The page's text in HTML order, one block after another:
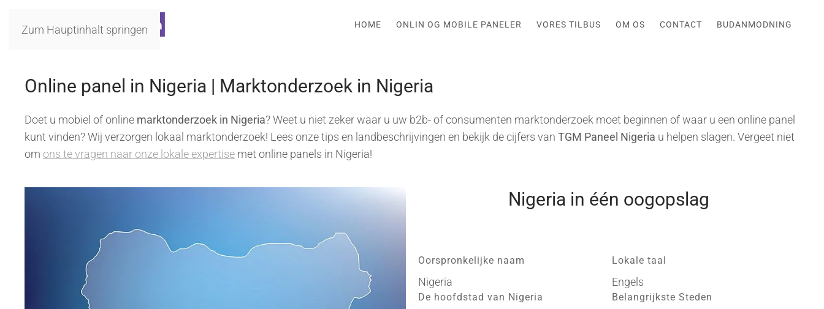
Zum Hauptinhalt springen HOME ONLIN OG MOBILE PANELER VORES TILBUS OM OS CONTACT BUDANMODNING
Online panel in Nigeria | Marktonderzoek in Nigeria
Doet u mobiel of online marktonderzoek in Nigeria? Weet u niet zeker waar u uw b2b- of consumenten marktonderzoek moet beginnen of waar u een online panel
kunt vinden? Wij verzorgen lokaal marktonderzoek! Lees onze tips en landbeschrijvingen en bekijk de cijfers van TGM Paneel Nigeria u helpen slagen. Vergeet niet
om ons te vragen naar onze lokale expertise met online panels in Nigeria!
Nigeria in één oogopslag
Oorspronkelijke naam
Nigeria
Lokale taal
Engels
De hoofdstad van Nigeria Belangrijkste Steden